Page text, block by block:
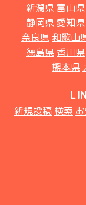
新潟県 富山県
静岡県愛知県
奈良県 和歌山
徳島県 香川県
熊本県
新規投稿 検索